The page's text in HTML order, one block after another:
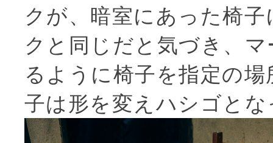
クが、暗室にあった椅
クと同じだと気づき、
るように椅子を指定の
子は形を変えハシゴとな